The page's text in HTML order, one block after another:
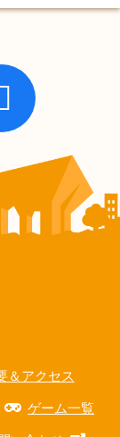
＆アクセス
ゲーム一覧